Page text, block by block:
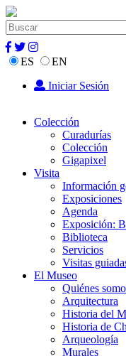
ES
EN
Iniciar Sesión
Colección
Curadurías
Colección
Gigapixel
Visita
Información
Exposiciones
Agenda
Exposición:
Biblioteca
Servicios
Visitas
El Museo
Quiénes
Arquitectura
Historia del
Historia de
Arqueología
Murales